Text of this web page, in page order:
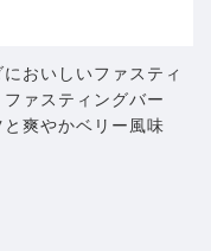
おいしいファスティ
ァスティングバー
爽やかベリー風味